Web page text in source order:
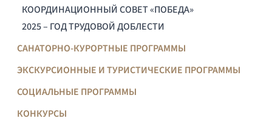
КООРДИНАЦИОННЫЙ СОВЕТ «ПОБЕДА»
2025 – ГОД ТРУДОВОЙ ДОБЛЕСТИ
САНАТОРНО-КУРОРТНЫЕ ПРОГРАММЫ
ЭКСКУРСИОННЫЕ И ТУРИСТИЧЕСКИЕ ПРОГРАММЫ
СОЦИАЛЬНЫЕ ПРОГРАММЫ
КОНКУРСЫ